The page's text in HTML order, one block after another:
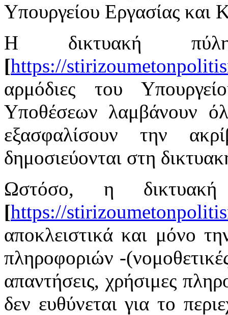
Υπουργείου Εργασίας και
Η δικτυακή
[https://
αρμόδιες του
Υποθέσεων λαμβάνουν
εξασφαλίσουν την
δημοσιεύονται στη
Ωστόσο, η
[https://
αποκλειστικά και μόνο
πληροφοριών -
απαντήσεις, χρήσιμες
δεν ευθύνεται για το